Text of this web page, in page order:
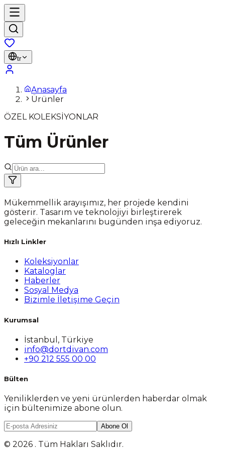
tr
Anasayfa
Ürünler
ÖZEL KOLEKSİYONLAR
Tüm Ürünler
Mükemmellik arayışımız, her projede kendini
gösterir. Tasarım ve teknolojiyi birleştirerek
geleceğin mekanlarını bugünden inşa ediyoruz.
Hızlı Linkler
Koleksiyonlar
Kataloglar
Haberler
Sosyal Medya
Bizimle İletişime Geçin
Kurumsal
İstanbul, Türkiye
info@dortdivan.com
+90 212 555 00 00
Bülten
Yeniliklerden ve yeni ürünlerden haberdar olmak
için bültenimize abone olun.
Abone Ol
© 2026 . Tüm Hakları Saklıdır.